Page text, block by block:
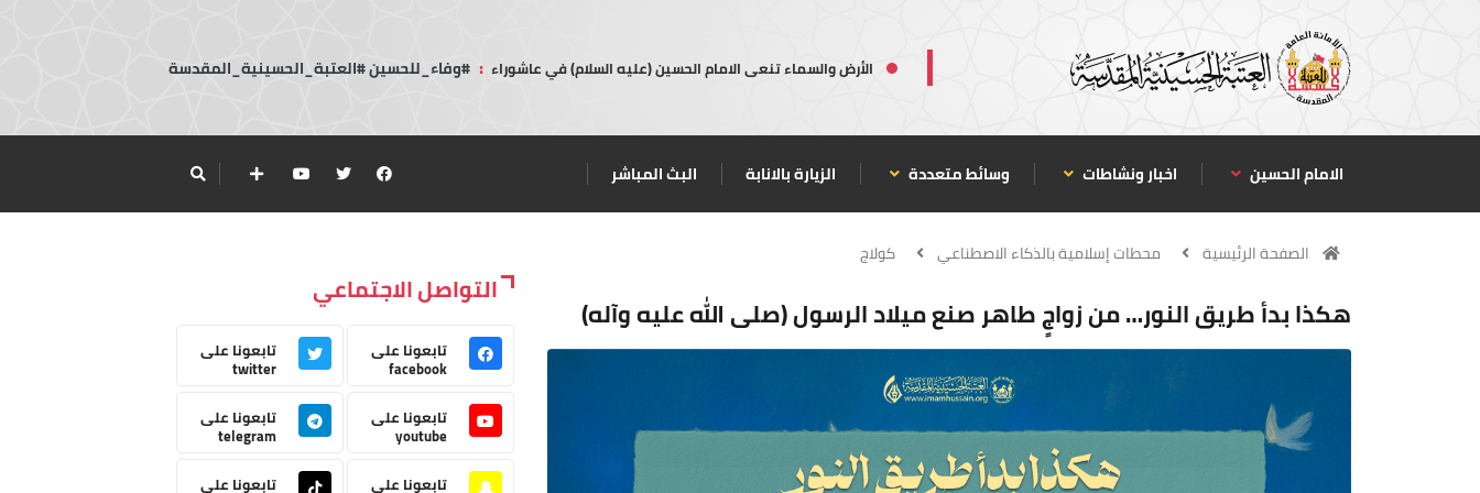
الأرض والسماء تنعى الامام الحسين (عليه السلام) في عاشوراء : #وفاء_للحسين #العتبة_الحسينية_المقدسة
الامام الحسين اخبار ونشاطات وسائط متعددة الزيارة بالانابة البث المباشر
الصفحة الرئيسية محطات إسلامية بالذكاء الاصطناعي كولاج
هكذا بدأ طريق النور… من زواجٍ طاهر صنع ميلاد الرسول (صلى الله عليه وآله)
التواصل الاجتماعي
تابعونا على
facebook
تابعونا على
twitter
تابعونا على
youtube
تابعونا على
telegram
تابعونا على
تابعونا على